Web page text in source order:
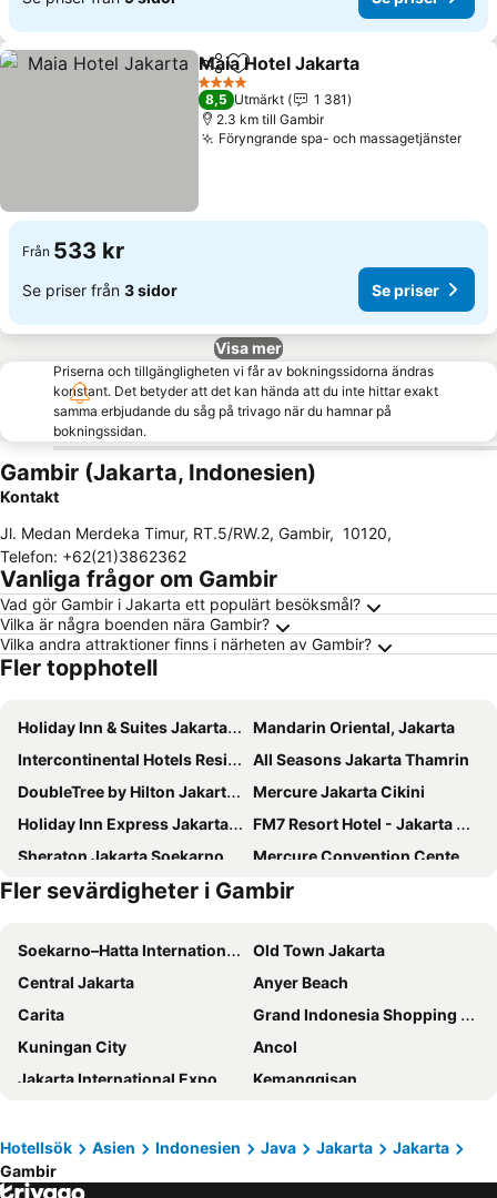
Dela Lägg till i Mina Favoriter
Maia Hotel Jakarta
4 Stjärnor
8,5 Utmärkt
1 381
2.3 km till Gambir
Föryngrande spa- och massagetjänsterSe
Från 533 kr
Se priser från 3 sidor Se priser
Visa mer
Priserna och tillgängligheten vi får av bokningssidorna ändras
konstant. Det betyder att det kan hända att du inte hittar exakt
samma erbjudande du såg på trivago när du hamnar på
bokningssidan.
Gambir (Jakarta, Indonesien)
Kontakt
Jl. Medan Merdeka Timur, RT.5/RW.2, Gambir, 10120,
Telefon: +62(21)3862362
Vanliga frågor om Gambir
Vad gör Gambir i Jakarta ett populärt besöksmål?
Vilka är några boenden nära Gambir?
Vilka andra attraktioner finns i närheten av Gambir?
Fler topphotell
Holiday Inn & Suites Jakarta Gajah Mada By Ihg
Mandarin Oriental, Jakarta
Intercontinental Hotels Residence Jakarta Pondok Indah By Ihg
All Seasons Jakarta Thamrin
DoubleTree by Hilton Jakarta Kemayoran
Mercure Jakarta Cikini
Holiday Inn Express Jakarta Menteng By Ihg
FM7 Resort Hotel - Jakarta Airport
Sheraton Jakarta Soekarno Hatta Airport
Mercure Convention Center Ancol
Morrissey Hotel
Wyndham Casablanca Jakarta
Novotel Jakarta Mangga Dua Square
JS Luwansa Hotel and Convention Center
Anara Airport Hotel
DoubleTree by Hilton Hotel Jakarta - Diponegoro
Sunlake Waterfront Resort & Convention
Aryaduta Menteng
Ashley Tugu Tani Menteng
Mercure Jakarta Batavia
Oria Hotel
Grand Anara Airport Hotel
Four Seasons Hotel Jakarta
Jambuluwuk Thamrin Hotel
Hotel Mulia Senayan, Jakarta
Fler sevärdigheter i Gambir
Soekarno–Hatta International Airport
Old Town Jakarta
Central Jakarta
Anyer Beach
Carita
Grand Indonesia Shopping Town
Kuningan City
Ancol
Jakarta International Expo
Kemanggisan
Halim Perdanakusuma Airport
Carita Beach
Anyer Beach
Hotellsök Asien Indonesien Java Jakarta
Jakarta
Gambir